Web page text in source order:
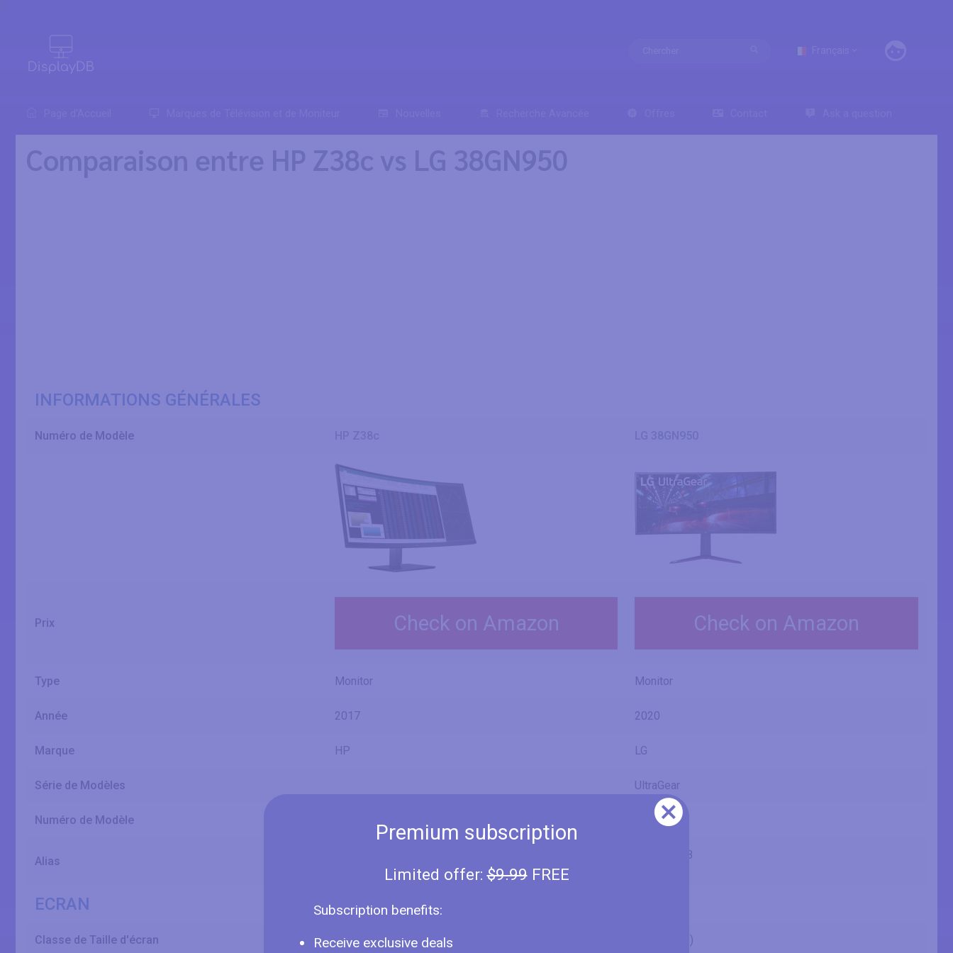
Premium subscription
Limited offer:$9.99FREE
Subscription benefits:
Receive exclusive deals
Comparaison entre HP Z38c vs LG 38GN950
INFORMATIONS GÉNÉRALES
Numéro de Modèle
Prix Check on Amazon Check on Amazon
Type Monitor Monitor
Année 2017 2020
Marque HP LG
Série de Modèles UltraGear
Numéro de Modèle 38GN950
Alias
38GN950-B
ECRAN
Classe de Taille d'écran 38" (inches) 38" (inches)